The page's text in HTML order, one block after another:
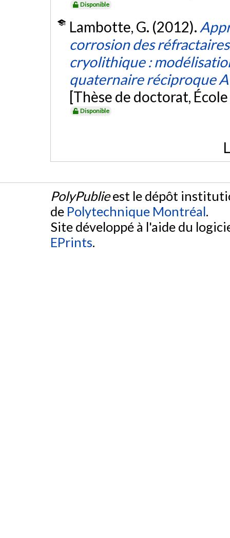
Disponible
Lambotte, G. (2012).
corrosion des
cryolithique :
quaternaire réciproque
[Thèse de doctorat,
Disponible
PolyPublieest le dépôt
de Polytechnique Montréal.
Site développé à l'aide du
EPrints.